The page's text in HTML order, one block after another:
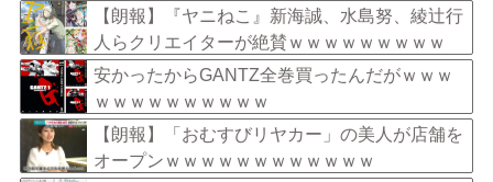
【朗報】『ヤニねこ』新海誠、水島努、綾辻行
人らクリエイターが絶賛ｗｗｗｗｗｗｗｗｗ
安かったからGANTZ全巻買ったんだがｗｗｗ
ｗｗｗｗｗｗｗｗｗｗ
【朗報】「おむすびリヤカー」の美人が店舗を
オープンｗｗｗｗｗｗｗｗｗｗｗｗ